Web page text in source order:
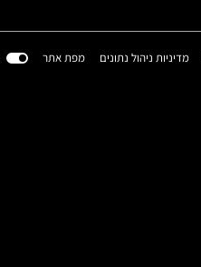
(פתחמדיניות ניהול נתונים (פתחמפת אתר